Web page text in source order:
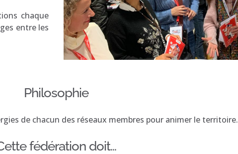
chaque
entre les
Philosophie
de chacun des réseaux membres pour animer le territoire.
fédération doit…